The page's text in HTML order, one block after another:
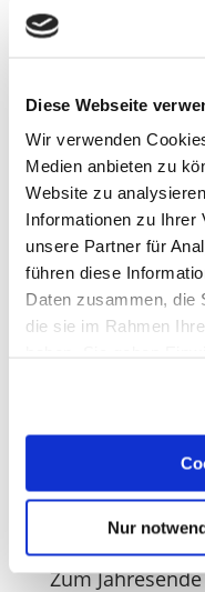
Diese Webseite
Wir verwenden
Medien anbieten zu
Website zu
Informationen zu Ihrer
unsere Partner für
führen diese
Daten zusammen, die
die sie im Rahmen
Erfahren Sie in
darüber, wer wir sind,
und wie wir
Sie können Ihre
Nur
März 2026
weitere
kämpfen.
Betriebsstätten –
Deutschland
Zum